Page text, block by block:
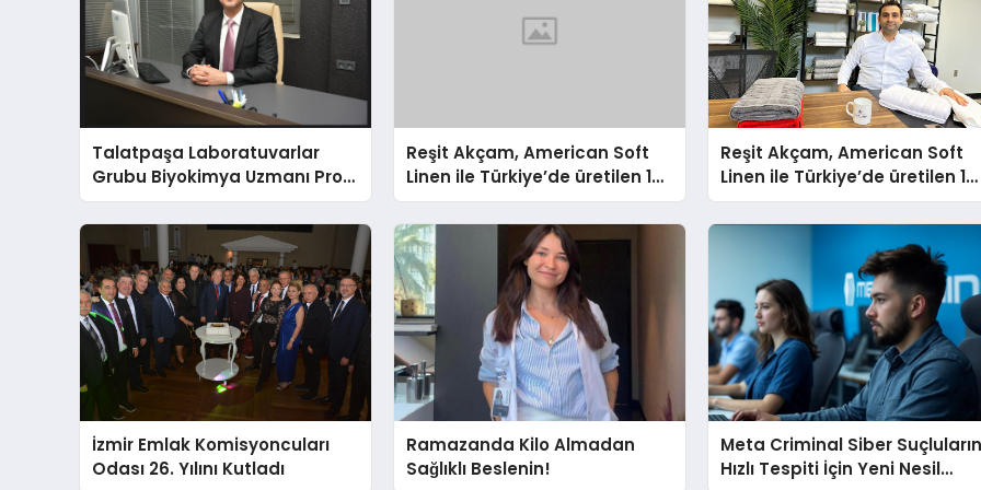
Talatpaşa Laboratuvarlar
Grubu Biyokimya Uzmanı Prof.
Dr. Ahmet Var
Reşit Akçam, American Soft
Linen ile Türkiye’de üretilen 10
milyon havluyu her yıl
Amerikalı tüketicilerle
buluşturuyor
Reşit Akçam, American Soft
Linen ile Türkiye’de üretilen 10
milyon havluyu her yıl
Amerikalı tüketicilerle
İzmir Emlak Komisyoncuları
Odası 26. Yılını Kutladı
Ramazanda Kilo Almadan
Sağlıklı Beslenin!
Meta Criminal Siber
Hızlı Tespiti İçin Yeni Nesil